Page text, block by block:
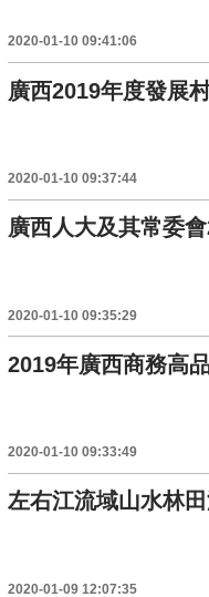
2020-01-10 09:41:06
廣西2019年度發展
2020-01-10 09:37:44
廣西人大及其常委
2020-01-10 09:35:29
2019年廣西商務高
2020-01-10 09:33:49
左右江流域山水林
2020-01-09 12:07:35